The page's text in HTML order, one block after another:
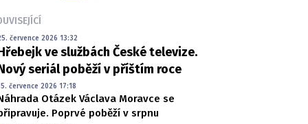
července 2026 13:32
ve službách České televize.
seriál poběží v příštím roce
července 2026 17:18
Otázek Václava Moravce se
Poprvé poběží v srpnu